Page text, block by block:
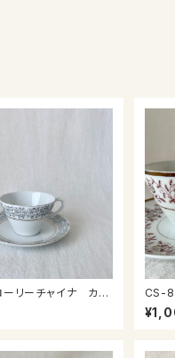
CS-
プ＆